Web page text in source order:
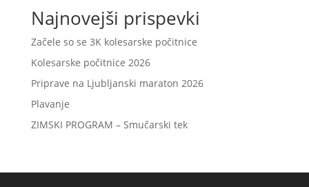
Najnovejši prispevki
Začele so se 3K kolesarske počitnice
Kolesarske počitnice 2026
Priprave na Ljubljanski maraton 2026
Plavanje
ZIMSKI PROGRAM – Smučarski tek